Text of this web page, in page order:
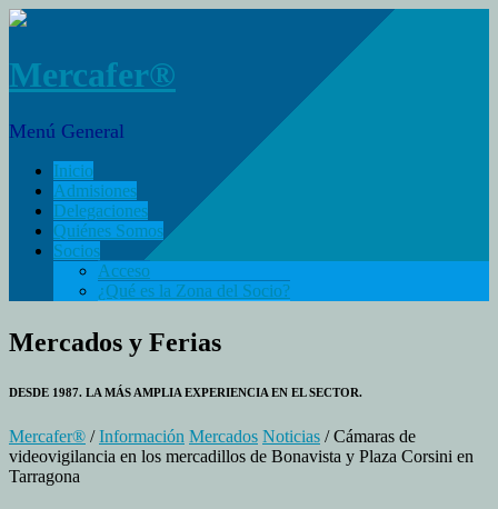
Mercafer®
Menú General
Inicio
Admisiones
Delegaciones
Quiénes Somos
Socios
Acceso
¿Qué es la Zona del Socio?
Mercados y Ferias
DESDE 1987. LA MÁS AMPLIA EXPERIENCIA EN EL SECTOR.
Mercafer® /Información Mercados Noticias / Cámaras de
videovigilancia en los mercadillos de Bonavista y Plaza Corsini en
Tarragona